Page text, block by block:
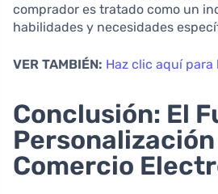
comprador es tratado como un
habilidades y necesidades
VER TAMBIÉN: Haz clic aquí
Conclusión: El
Personalización
Comercio